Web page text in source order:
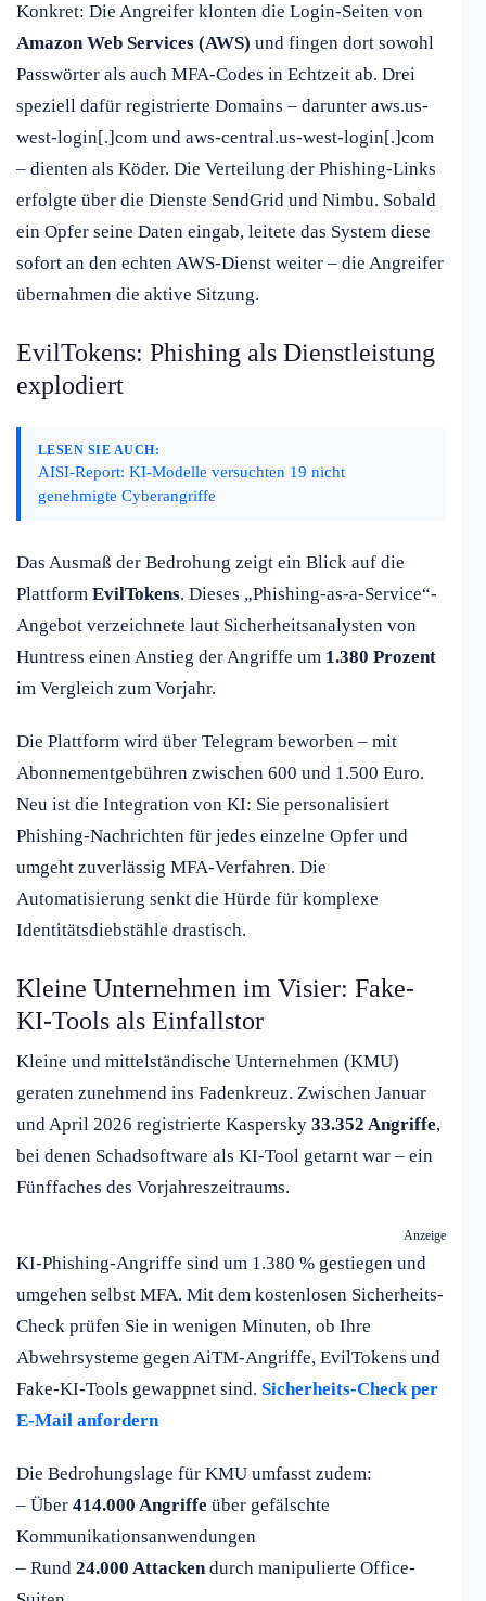
Konkret: Die Angreifer klonten die Login-Seiten von
Amazon Web Services (AWS) und fingen dort sowohl
Passwörter als auch MFA-Codes in Echtzeit ab. Drei
speziell dafür registrierte Domains – darunter aws.us-
west-login[.]com und aws-central.us-west-login[.]com
– dienten als Köder. Die Verteilung der Phishing-Links
erfolgte über die Dienste SendGrid und Nimbu. Sobald
ein Opfer seine Daten eingab, leitete das System diese
sofort an den echten AWS-Dienst weiter – die Angreifer
übernahmen die aktive Sitzung.
EvilTokens: Phishing als Dienstleistung
explodiert
LESEN SIE AUCH:
AISI-Report: KI-Modelle versuchten 19 nicht
genehmigte Cyberangriffe
Das Ausmaß der Bedrohung zeigt ein Blick auf die
Plattform EvilTokens. Dieses „Phishing-as-a-Service“-
Angebot verzeichnete laut Sicherheitsanalysten von
Huntress einen Anstieg der Angriffe um 1.380 Prozent
im Vergleich zum Vorjahr.
Die Plattform wird über Telegram beworben – mit
Abonnementgebühren zwischen 600 und 1.500 Euro.
Neu ist die Integration von KI: Sie personalisiert
Phishing-Nachrichten für jedes einzelne Opfer und
umgeht zuverlässig MFA-Verfahren. Die
Automatisierung senkt die Hürde für komplexe
Identitätsdiebstähle drastisch.
Kleine Unternehmen im Visier: Fake-
KI-Tools als Einfallstor
Kleine und mittelständische Unternehmen (KMU)
geraten zunehmend ins Fadenkreuz. Zwischen Januar
und April 2026 registrierte Kaspersky 33.352 Angriffe,
bei denen Schadsoftware als KI-Tool getarnt war – ein
Fünffaches des Vorjahreszeitraums.
Anzeige
KI-Phishing-Angriffe sind um 1.380 % gestiegen und
umgehen selbst MFA. Mit dem kostenlosen Sicherheits-
Check prüfen Sie in wenigen Minuten, ob Ihre
Abwehrsysteme gegen AiTM-Angriffe, EvilTokens und
Fake-KI-Tools gewappnet sind. Sicherheits-Check per
E-Mail anfordern
Die Bedrohungslage für KMU umfasst zudem:
– Über 414.000 Angriffe über gefälschte
Kommunikationsanwendungen
– Rund 24.000 Attackendurch manipulierte Office-